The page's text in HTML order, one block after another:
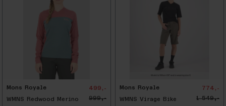
Mons Royale
WMNS Redwood Merino
499,-
999,-
Mons Royale
WMNS Virage Bike
774,-
1 549,-